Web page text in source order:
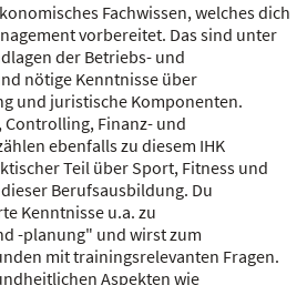
Fachwissen, welches dich
vorbereitet. Das sind unter
der Betriebs- und
nötige Kenntnisse über
und juristische Komponenten.
Finanz- und
ebenfalls zu diesem IHK
Teil über Sport, Fitness und
Berufsausbildung. Du
Kenntnisse u.a. zu
-planung" und wirst zum
mit trainingsrelevanten Fragen.
Aspekten wie